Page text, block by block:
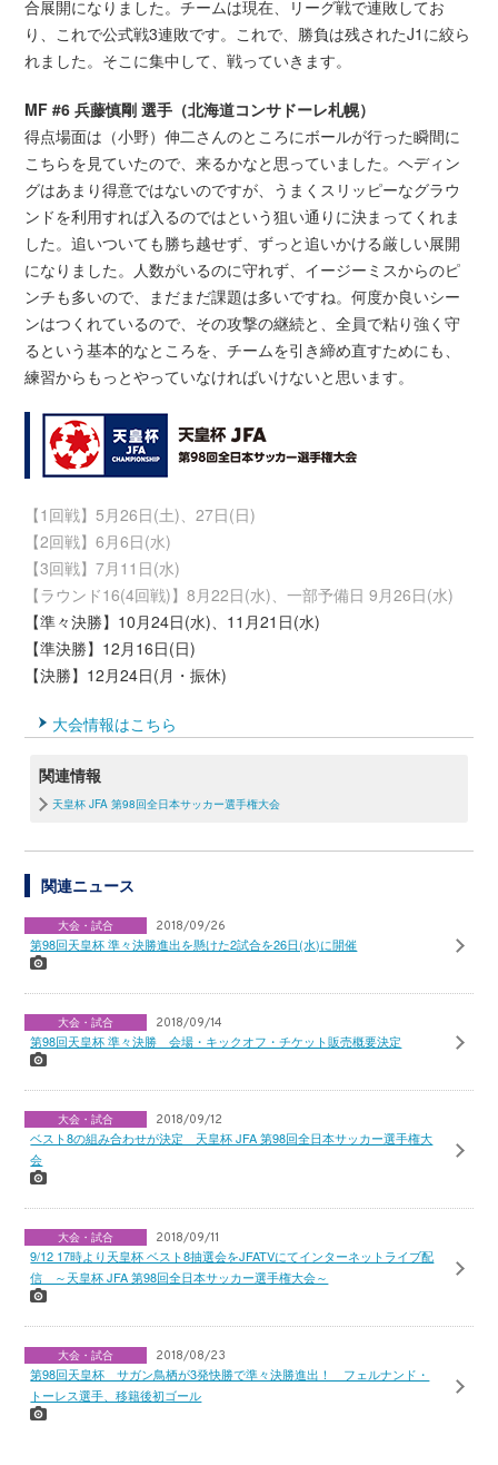
合展開になりました。チームは現在、リーグ戦で連敗してお
り、これで公式戦3連敗です。これで、勝負は残されたJ1に絞ら
れました。そこに集中して、戦っていきます。
MF #6 兵藤慎剛 選手（北海道コンサドーレ札幌）
得点場面は（小野）伸二さんのところにボールが行った瞬間に
こちらを見ていたので、来るかなと思っていました。ヘディン
グはあまり得意ではないのですが、うまくスリッピーなグラウ
ンドを利用すれば入るのではという狙い通りに決まってくれま
した。追いついても勝ち越せず、ずっと追いかける厳しい展開
になりました。人数がいるのに守れず、イージーミスからのピ
ンチも多いので、まだまだ課題は多いですね。何度か良いシー
ンはつくれているので、その攻撃の継続と、全員で粘り強く守
るという基本的なところを、チームを引き締め直すためにも、
練習からもっとやっていなければいけないと思います。
【1回戦】5月26日(土)、27日(日)
【2回戦】6月6日(水)
【3回戦】7月11日(水)
【ラウンド16(4回戦)】8月22日(水)、一部予備日 9月26日(水)
【準々決勝】10月24日(水)、11月21日(水)
【準決勝】12月16日(日)
【決勝】12月24日(月・振休)
大会情報はこちら
関連情報
天皇杯 JFA 第98回全日本サッカー選手権大会
関連ニュース
大会・試合 2018/09/26
第98回天皇杯 準々決勝進出を懸けた2試合を26日(水)に開催
大会・試合 2018/09/14
第98回天皇杯 準々決勝 会場・キックオフ・チケット販売概要決定
大会・試合 2018/09/12
ベスト8の組み合わせが決定 天皇杯 JFA 第98回全日本サッカー選手権大
会
大会・試合 2018/09/11
9/12 17時より天皇杯 ベスト8抽選会をJFATVにてインターネットライブ配
信 ～天皇杯 JFA 第98回全日本サッカー選手権大会～
大会・試合 2018/08/23
第98回天皇杯 サガン鳥栖が3発快勝で準々決勝進出！ フェルナンド・
トーレス選手、移籍後初ゴール